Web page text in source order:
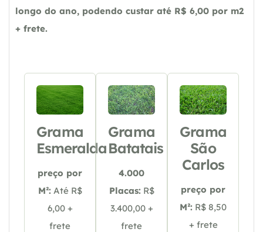
longo do ano, podendo custar até R$ 6,00 por m2
+ frete.
Grama
Esmeralda
preço por
M²: Até R$
6,00 +
frete
Grama
Batatais
4.000
Placas: R$
3.400,00 +
frete
Grama
São
Carlos
preço por
M²: R$ 8,50
+ frete